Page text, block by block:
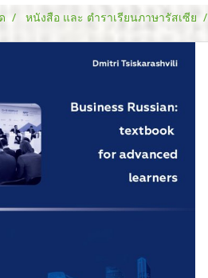
หนังสือ และ ตำราเรียนภาษารัสเซีย